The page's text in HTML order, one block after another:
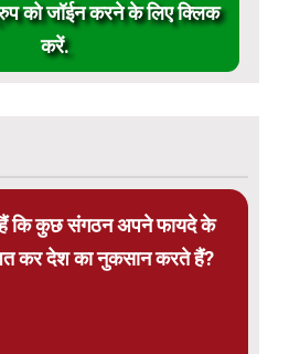
को जॉईन करने के लिए क्लिक
करें.
कि कुछ संगठन अपने फायदे के
कर देश का नुकसान करते हैं?